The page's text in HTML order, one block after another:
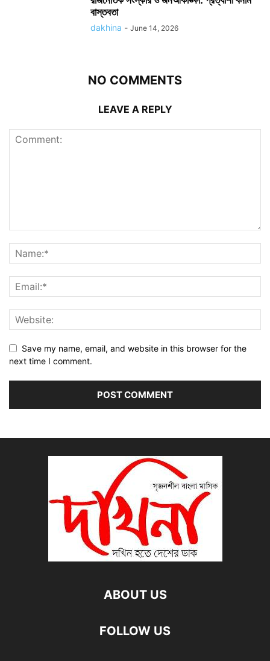
বাস্তবতা
dakhina - June 14, 2026
NO COMMENTS
LEAVE A REPLY
Save my name, email, and website in this browser for the
next time I comment.
ABOUT US
FOLLOW US